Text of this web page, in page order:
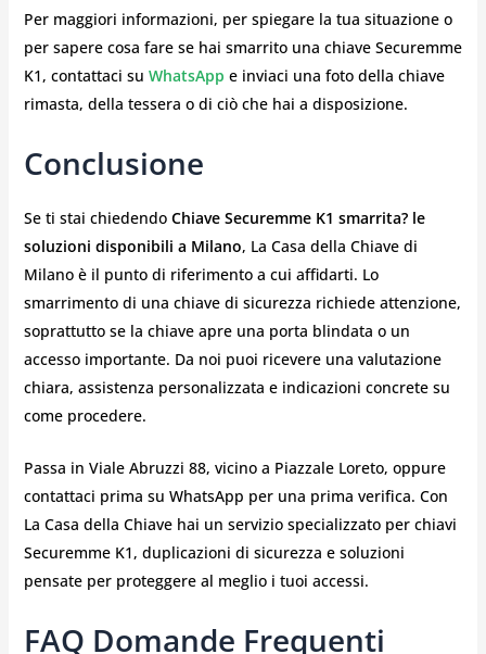
Per maggiori informazioni, per spiegare la tua situazione o
per sapere cosa fare se hai smarrito una chiave Securemme
K1, contattaci su WhatsApp e inviaci una foto della chiave
rimasta, della tessera o di ciò che hai a disposizione.
Conclusione
Se ti stai chiedendo Chiave Securemme K1 smarrita? le
soluzioni disponibili a Milano, La Casa della Chiave di
Milano è il punto di riferimento a cui affidarti. Lo
smarrimento di una chiave di sicurezza richiede attenzione,
soprattutto se la chiave apre una porta blindata o un
accesso importante. Da noi puoi ricevere una valutazione
chiara, assistenza personalizzata e indicazioni concrete su
come procedere.
Passa in Viale Abruzzi 88, vicino a Piazzale Loreto, oppure
contattaci prima su WhatsApp per una prima verifica. Con
La Casa della Chiave hai un servizio specializzato per chiavi
Securemme K1, duplicazioni di sicurezza e soluzioni
pensate per proteggere al meglio i tuoi accessi.
FAQ Domande Frequenti